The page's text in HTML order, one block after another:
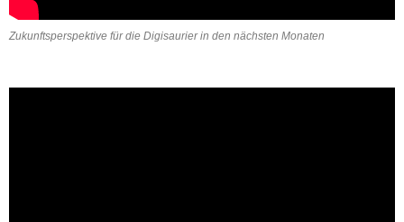
Zukunftsperspektive für die Digisaurier in den nächsten Monaten